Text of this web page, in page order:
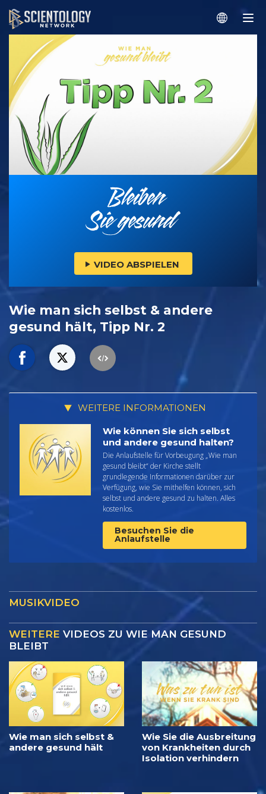
VIDEO ABSPIELEN
Wie man sich selbst & andere
gesund hält, Tipp Nr. 2
WEITERE INFORMATIONEN
Wie können Sie sich selbst
und andere gesund halten?
Die Anlaufstelle für Vorbeugung „Wie man
gesund bleibt“ der Kirche stellt
grundlegende Informationen darüber zur
Verfügung, wie Sie mithelfen können, sich
selbst und andere gesund zu halten. Alles
kostenlos.
Besuchen Sie die
Anlaufstelle
MUSIKVIDEO
WEITERE VIDEOS ZU WIE MAN GESUND
BLEIBT
Wie man sich selbst &
andere gesund hält
Wie Sie die Ausbreitung
von Krankheiten durch
Isolation verhindern